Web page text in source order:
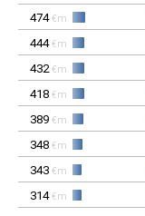
474€m
444€m
432€m
418 €m
389 €m
348 €m
343 €m
314€m